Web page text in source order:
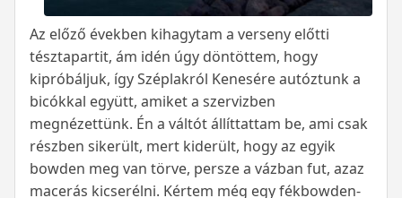
Az előző években kihagytam a verseny előtti
tésztapartit, ám idén úgy döntöttem, hogy
kipróbáljuk, így Széplakról Kenesére autóztunk a
bicókkal együtt, amiket a szervizben
megnézettünk. Én a váltót állíttattam be, ami csak
részben sikerült, mert kiderült, hogy az egyik
bowden meg van törve, persze a vázban fut, azaz
macerás kicserélni. Kértem még egy fékbowden-